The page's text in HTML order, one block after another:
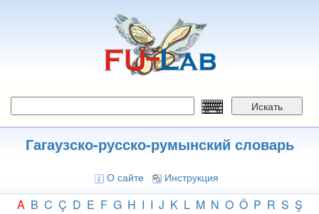
Искать
Гагаузско-русско-румынский словарь
О сайте Инструкция
A B C Ç D E F G H I I J K L M N O Ö P R S Ş